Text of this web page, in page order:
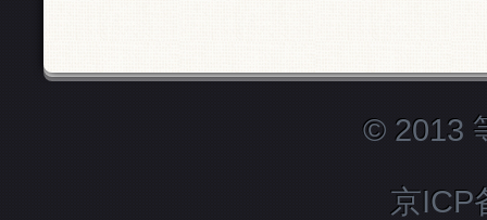
© 2013
京ICP